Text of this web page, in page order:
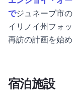
でジュネーブ市
イリノイ州フォ
再訪の計画を始め
宿泊施設